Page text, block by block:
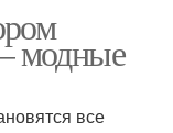
модные
все